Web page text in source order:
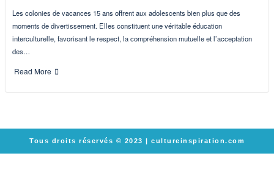
Les colonies de vacances 15 ans offrent aux adolescents bien plus que des
moments de divertissement. Elles constituent une véritable éducation
interculturelle, favorisant le respect, la compréhension mutuelle et l’acceptation
des…
Read More
Tous droits réservés © 2023 | cultureinspiration.com